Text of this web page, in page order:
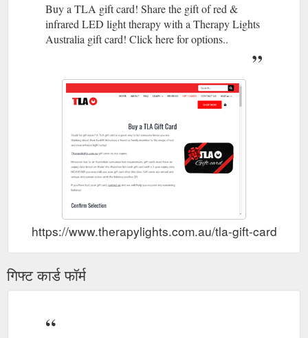
Buy a TLA gift card! Share the gift of red &
infrared LED light therapy with a Therapy Lights
Australia gift card! Click here for options..
https://www.therapylights.com.au/tla-gift-cards/
गिफ्ट कार्ड फॉर्म